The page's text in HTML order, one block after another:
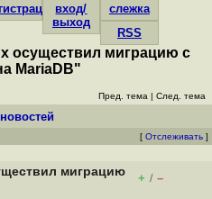
вход/
выход
слежка
RSS
осуществил миграцию с
MariaDB"
Пред. тема | След. тема
[ Отслеживать ]
миграцию
+ / –